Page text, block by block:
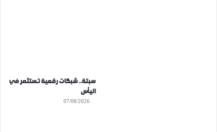
سبتة.. شبكات رقمية تستثمر في
اليأس
07/08/2026